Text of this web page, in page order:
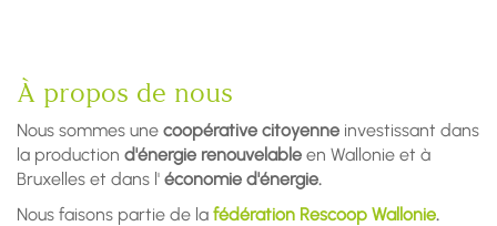
À propos de nous
Nous sommes une coopérative citoyenne investissant dans
la production d'énergie renouvelable en Wallonie et à
Bruxelles et dans l' économie d'énergie.
Nous faisons partie de la fédération Rescoop Wallonie.